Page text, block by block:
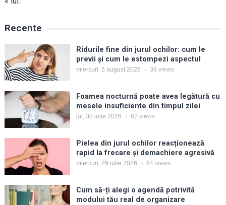
Recente
Ridurile fine din jurul ochilor: cum le
previi și cum le estompezi aspectul
miercuri, 5 august 2026 39 views
Foamea nocturnă poate avea legătură cu
mesele insuficiente din timpul zilei
joi, 30 iulie 2026 62 views
Pielea din jurul ochilor reacționează
rapid la frecare și demachiere agresivă
miercuri, 29 iulie 2026 64 views
Cum să-ți alegi o agendă potrivită
modului tău real de organizare